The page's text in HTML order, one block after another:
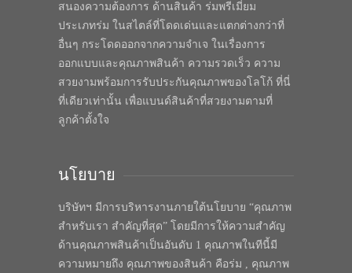
สนองความต้องการ ด้านสินค้า ร่มพรีเมี่ยม
ประเภทร่ม ในสไตล์ที่โดดเด่นและแตกต่างกว่าที่
อื่นๆ กระโดดออกจากความจำเจ ในเรื่องการ
ออกแบบและคุณภาพสินค้า ความรวดเร็ว ความ
สวยงามพร้อมการรับประกันคุณภาพของโลโก้ ที่นี่
ที่เดียวเท่านั้น เพื่อแบนด์สินค้าที่สวยงามตามที่
ลูกค้าตั้งใจ
นโยบาย
บริษัทฯ มีการบริหารงานภายใต้นโยบาย “คุณภาพ
สำหรับเรา สำคัญที่สุด” โดยมีการให้ความสำคัญ
ด้านคุณภาพสินค้าเป็นอันดับ 1 คุณภาพในทีนี้มี
ความหมายถึง คุณภาพของสินค้า คือร่ม , คุณภาพ